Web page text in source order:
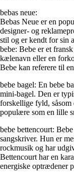
bebas neue:
Bebas Neue er en
designer- og
stil og er kendt for sin
bebe: Bebe er et
kælenavn eller en
Bebe kan referere til
bebe bagel: En bebe
mini-bagel. Den er
forskellige fyld, såsom
populære som en lille
bebe bettencourt:
sangskriver. Hun er
rockmusik og har
Bettencourt har en
energiske optrædener